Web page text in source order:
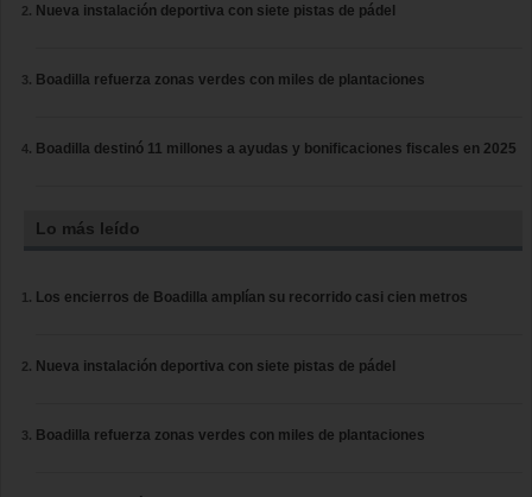
Nueva instalación deportiva con siete pistas de pádel
Boadilla refuerza zonas verdes con miles de plantaciones
Boadilla destinó 11 millones a ayudas y bonificaciones fiscales en 2025
Lo más leído
Los encierros de Boadilla amplían su recorrido casi cien metros
Nueva instalación deportiva con siete pistas de pádel
Boadilla refuerza zonas verdes con miles de plantaciones